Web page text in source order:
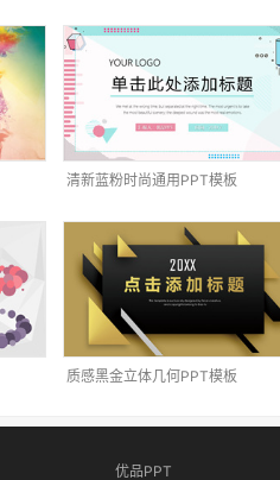
清新蓝粉时尚通用PPT模板
质感黑金立体几何PPT模板
优品PPT